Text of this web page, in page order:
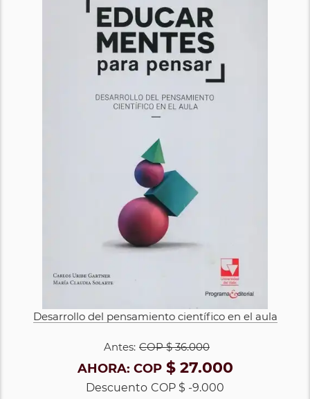
Desarrollo del pensamiento científico en el aula
Antes: COP$ 36.000
AHORA: COP$ 27.000
Descuento COP $ -9.000